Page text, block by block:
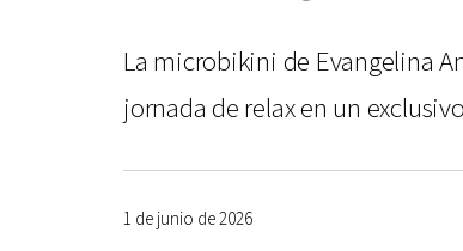
La microbikini de Evangelina
jornada de relax en un
1 de junio de 2026